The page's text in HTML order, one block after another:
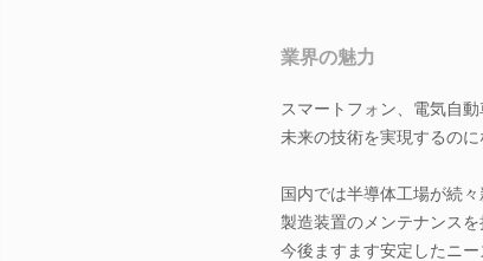
業界の魅力
スマートフォン、電気自
未来の技術を実現するのに
国内では半導体工場が続々
製造装置のメンテナンスを
今後ますます安定したニー